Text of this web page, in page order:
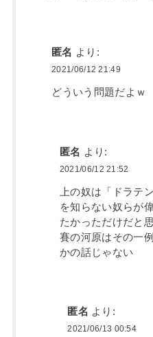
匿名 より:
2021/06/12 21:49
どういう問題だよｗ
匿名 より:
2021/06/12 21:52
上の奴は「ドラテ
を知らない奴らが
たかっただけだと
賽の河原はその一
かの話じゃない
匿名 より:
2021/06/13 00:54